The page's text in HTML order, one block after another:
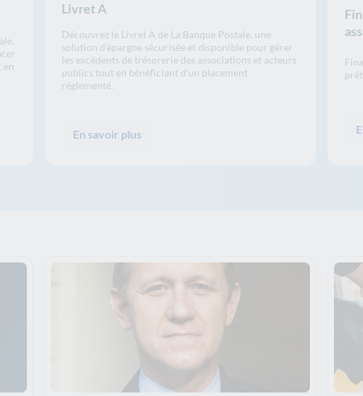
en
Livret A
Découvrez le Livret A de La Banque Postale, une
solution d’épargne sécurisée et disponible pour gérer
les excédents de trésorerie des associations et acteurs
publics tout en bénéficiant d’un placement
réglementé.
En savoir plus